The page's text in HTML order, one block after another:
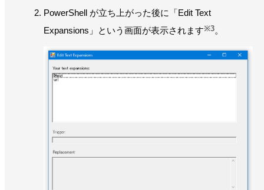
PowerShell が立ち上がった後に「Edit Text
Expansions」という画面が表示されます※3。